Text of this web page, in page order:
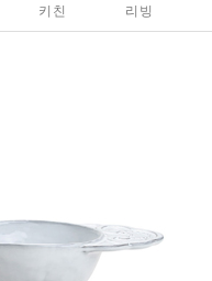
키친 리빙